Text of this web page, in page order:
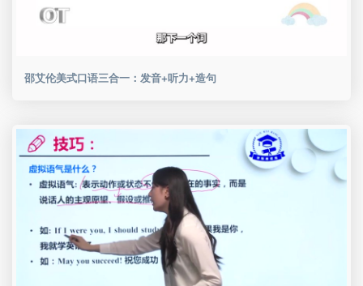
邵艾伦美式口语三合一：发音+听力+造句